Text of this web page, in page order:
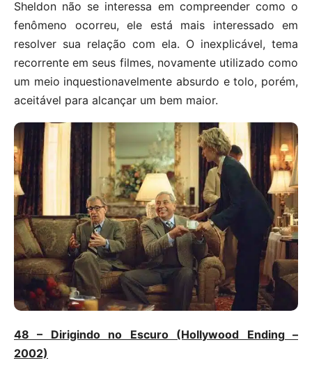
Sheldon não se interessa em compreender como o
fenômeno ocorreu, ele está mais interessado em
resolver sua relação com ela. O inexplicável, tema
recorrente em seus filmes, novamente utilizado como
um meio inquestionavelmente absurdo e tolo, porém,
aceitável para alcançar um bem maior.
48 – Dirigindo no Escuro (Hollywood Ending –
2002)